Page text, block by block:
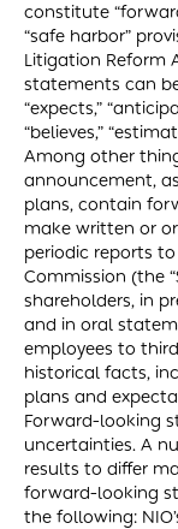
constitute
“safe harbor”
Litigation Reform
statements can
“expects,”
“believes,”
Among other
announcement,
plans, contain
make written or
periodic reports to
Commission (the
shareholders, in
and in oral
employees to
historical facts,
plans and
Forward-looking
uncertainties. A
results to differ
forward-looking
the following: